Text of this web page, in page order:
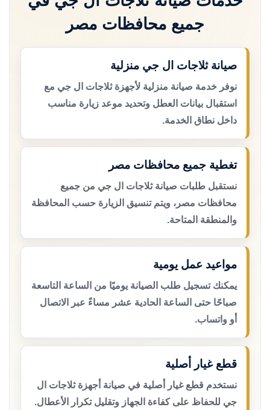
جميع محافظات مصر
صيانة ثلاجات ال جي منزلية
نوفر خدمة صيانة منزلية لأجهزة ثلاجات ال جي مع
استقبال بيانات العطل وتحديد موعد زيارة مناسب
داخل نطاق الخدمة.
تغطية جميع محافظات مصر
نستقبل طلبات صيانة ثلاجات ال جي من جميع
محافظات مصر، ويتم تنسيق الزيارة حسب المحافظة
والمنطقة المتاحة.
مواعيد عمل يومية
يمكنك تسجيل طلب الصيانة يوميًا من الساعة التاسعة
صباحًا حتى الساعة الحادية عشر مساءً عبر الاتصال
أو واتساب.
قطع غيار أصلية
نستخدم قطع غيار أصلية في صيانة أجهزة ثلاجات ال
جي للحفاظ على كفاءة الجهاز وتقليل تكرار الأعطال.